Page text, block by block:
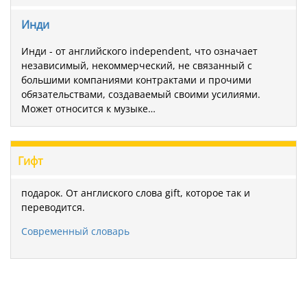
Инди
Инди - от английского independent, что означает
независимый, некоммерческий, не связанный с
большими компаниями контрактами и прочими
обязательствами, создаваемый своими усилиями.
Может относится к музыке…
Гифт
подарок. От англиского слова gift, которое так и
переводится.
Современный словарь